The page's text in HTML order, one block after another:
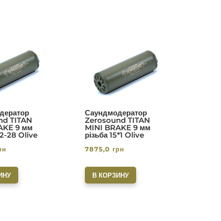
TITAN
9 мм
28 Olive
Саундмодератор
Zerosound TITAN
MINI BRAKE 9 мм
різьба 15*1 Olive
7875,0 грн
В КОРЗИНУ